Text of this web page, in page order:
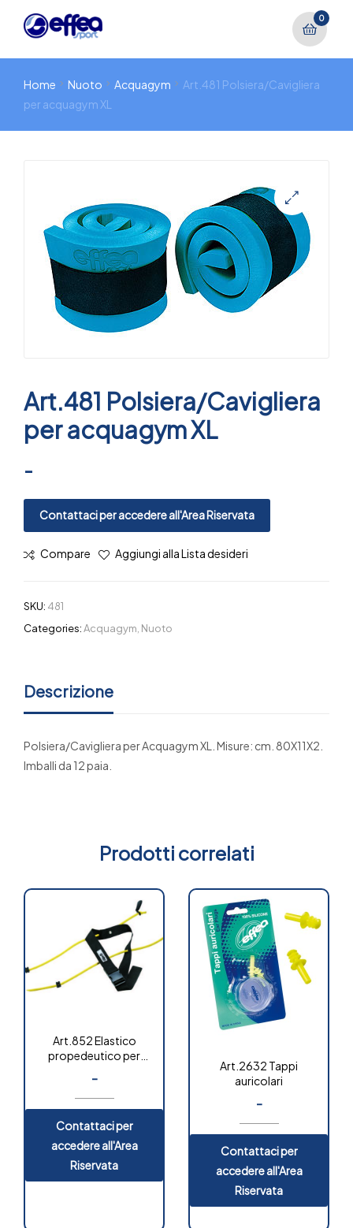
0
Home Nuoto Acquagym
Art.481 Polsiera/Cavigliera
per acquagym XL
🔍
Art.481 Polsiera/Cavigliera
per acquagym XL
-
Contattaci per accedere all'Area Riservata
Compare Aggiungi alla Lista desideri
SKU: 481
Categories:Acquagym Nuoto
Descrizione
Polsiera/Cavigliera per Acquagym XL. Misure: cm. 80X11X2.
Imballi da 12 paia.
Prodotti correlati
Art.852 Elastico
propedeutico per
-
Contattaci per
accedere all'Area
Riservata
STOCK
Art.2632 Tappi
auricolari
-
Contattaci per
accedere all'Area
Riservata